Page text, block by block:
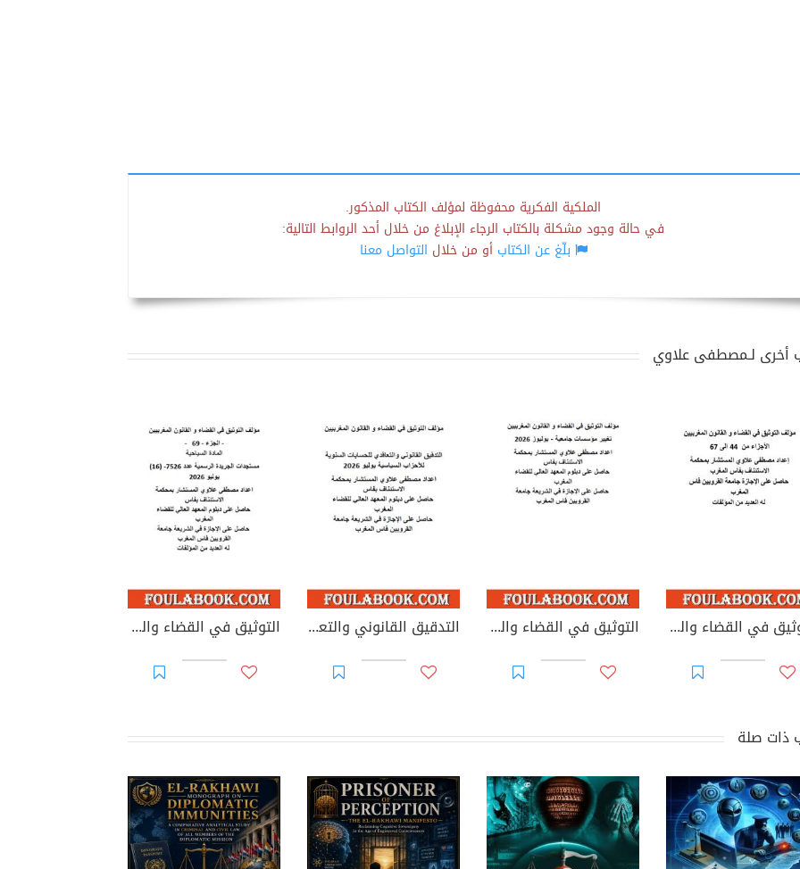
الملكية الفكرية محفوظة لمؤلف الكتاب المذكور.
في حالة وجود مشكلة بالكتاب الرجاء الإبلاغ من خلال أحد الروابط التالية:
بلّغ عن الكتابأو من خلال التواصل معنا
أخرى لـمصطفى علاوي
التوثيق في القضاء والقانون المغربيين - الأجزاء من 44 إلى 67 التوثيق في القضاء والقانون المغربيين: تغيير مؤسسات جامعية - يوليوز 2026 التدقيق القانوني والتعاقدي للحسابات السنوية للأحزاب السياسية التوثيق في القضاء والقانون المغربيين - الجزء 69
ذات صلة